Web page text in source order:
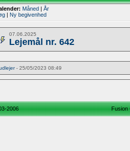
Måned | År
| Ny begivenhed
07.06.2025
Lejemål nr. 642
- 25/05/2023 08:49
2006 Fusion